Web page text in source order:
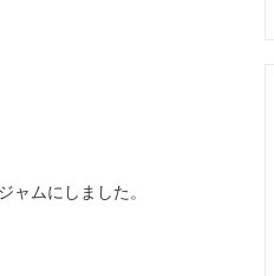
ムにしました。